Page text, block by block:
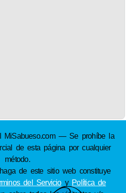
MiSabueso.com — Se prohíbe la
de esta página por cualquier
método.
de este sitio web constituye
del Servicioy Política de